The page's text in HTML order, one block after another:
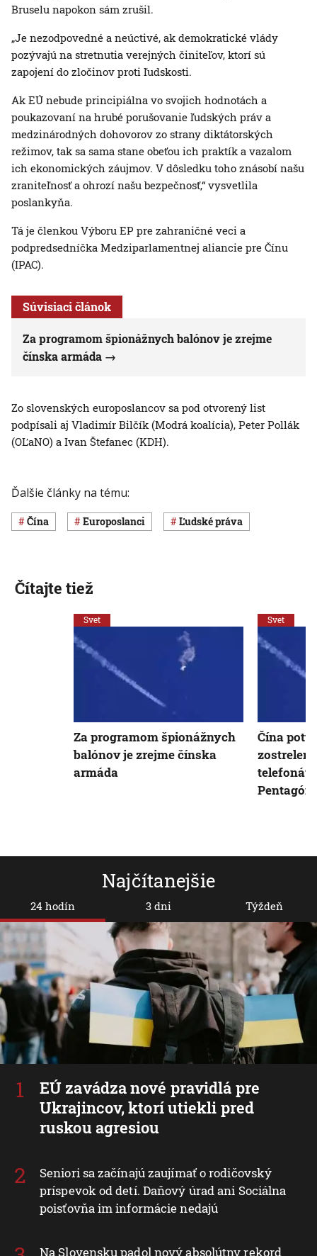
Bruselu napokon sám zrušil.
„Je nezodpovedné a neúctivé, ak demokratické vlády
pozývajú na stretnutia verejných činiteľov, ktorí sú
zapojení do zločinov proti ľudskosti.
Ak EÚ nebude principiálna vo svojich hodnotách a
poukazovaní na hrubé porušovanie ľudských práv a
medzinárodných dohovorov zo strany diktátorských
režimov, tak sa sama stane obeťou ich praktík a vazalom
ich ekonomických záujmov. V dôsledku toho znásobí našu
zraniteľnosť a ohrozí našu bezpečnosť,“ vysvetlila
poslankyňa.
Tá je členkou Výboru EP pre zahraničné veci a
podpredsedníčka Medziparlamentnej aliancie pre Čínu
(IPAC).
Súvisiaci článok
Za programom špionážnych balónov je zrejme
čínska armáda
Zo slovenských europoslancov sa pod otvorený list
podpísali aj Vladimír Bilčík (Modrá koalícia), Peter Pollák
(OĽaNO) a Ivan Štefanec (KDH).
Ďalšie články na tému:
Čína europoslanci ľudské práva
Najčítanejšie
24 hodín
EÚ zavádza nové pravidlá pre
Ukrajincov, ktorí utiekli pred
ruskou agresiou
Seniori sa začínajú zaujímať o rodičovský
príspevok od detí. Daňový úrad ani Sociálna
poisťovňa im informácie nedajú
Na Slovensku padol nový absolútny rekord
3 dni Týždeň
Čítajte tiež
Svet
Za programom špionážnych
balónov je zrejme čínska
armáda
Svet
Čína
telefonát